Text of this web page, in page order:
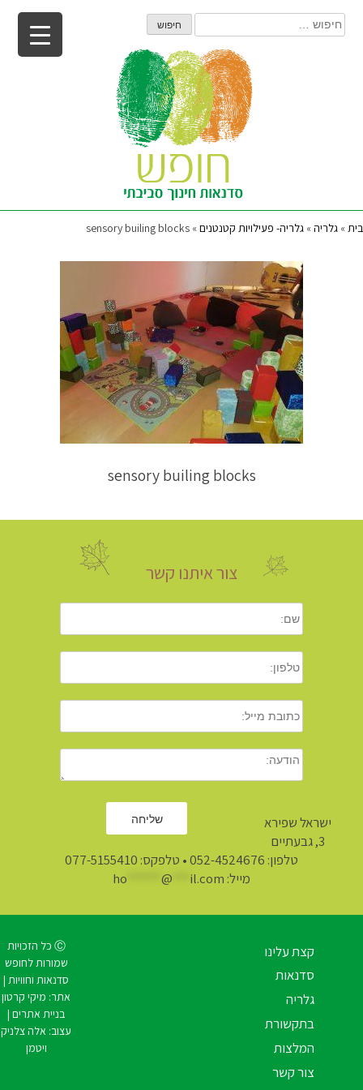
content
חיפוש:
בית» גלריה» גלריה- פעילויות קטנטנים»
sensory builing blocks
sensory builing blocks
צור איתנו קשר
ישראל שפירא
3, גבעתיים
טלפון: 052-4524676• טלפקס: 077-5155410
מייל:
ho @ il.com
קצת עלינו
סדנאות
גלריה
בתקשורת
המלצות
צור קשר
Ⓒ כל הזכויות
שמורות לחופש
סדנאות וחוויות |
אתר: מיקי קרטון
בניית אתרים |
עצוב: אלה צלניק
ויטמן